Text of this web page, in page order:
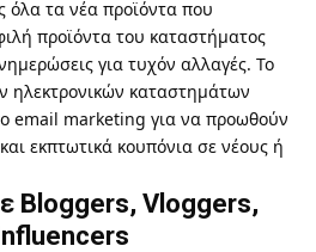
όλα τα νέα προϊόντα που
προϊόντα του καταστήματος
για τυχόν αλλαγές. Το
ηλεκτρονικών καταστημάτων
email marketing για να προωθούν
εκπτωτικά κουπόνια σε νέους ή
Bloggers, Vloggers,